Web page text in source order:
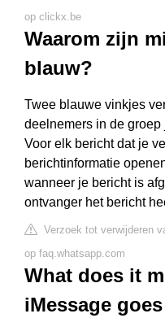
op clickx.be
Waarom zijn
blauw?
Twee blauwe vinkjes
deelnemers in de
Voor elk bericht dat je
berichtinformatie
wanneer je bericht is
ontvanger het bericht
Verzoek tot verwijderen
op faq.whatsapp.com
What does it
iMessage